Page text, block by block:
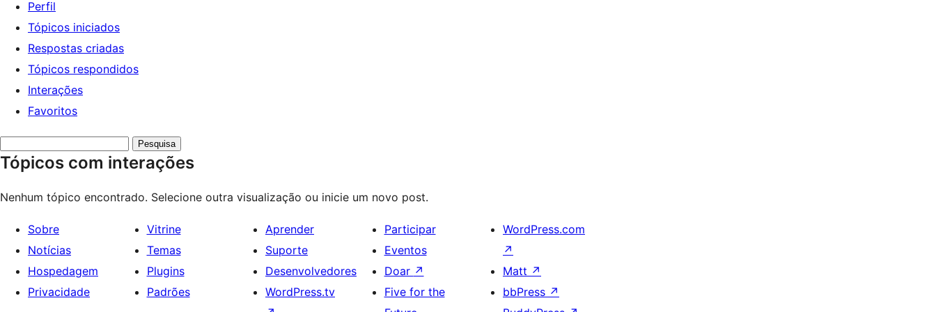
Perfil
Tópicos iniciados
Respostas criadas
Tópicos respondidos
Interações
Favoritos
tópicos:
Tópicos com interações
Nenhum tópico encontrado. Selecione outra visualização ou inicie um novo post.
Sobre
Notícias
Hospedagem
Privacidade
Vitrine
Temas
Plugins
Padrões
Aprender
Suporte
Desenvolvedores
WordPress.tv
Participar
Eventos
Doar ↗
Five for the
WordPress.com
↗
Matt ↗
bbPress ↗